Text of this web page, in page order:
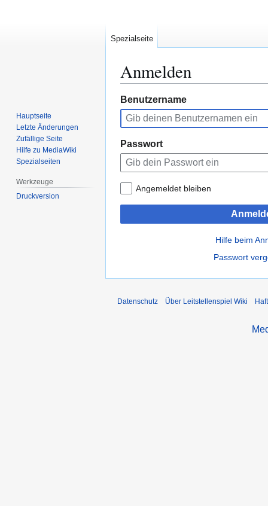
Anmelden
Zur
Navigation
springen
Zur
Suche
springen
Benutzername
Passwort
Angemeldet bleiben
Hilfe beim
Passwort
Spezialseite
Hauptseite
Letzte Änderungen
Zufällige Seite
Hilfe zu MediaWiki
Spezialseiten
Werkzeuge
Druckversion
Datenschutz Über Leitstellenspiel Wiki